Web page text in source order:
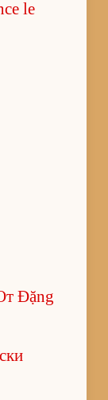
Đặng